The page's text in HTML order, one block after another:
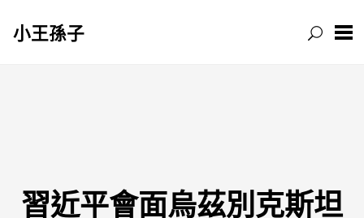
小王孫子
習近平會面烏茲別克斯坦